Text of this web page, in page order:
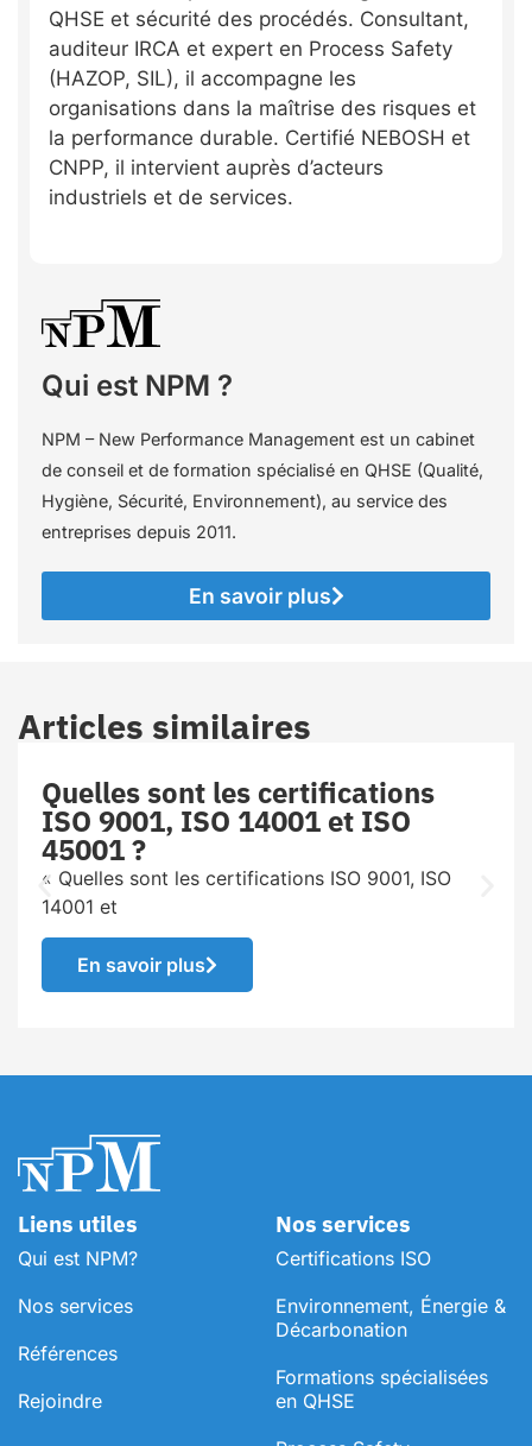
QHSE et sécurité des procédés. Consultant,
auditeur IRCA et expert en Process Safety
(HAZOP, SIL), il accompagne les
organisations dans la maîtrise des risques et
la performance durable. Certifié NEBOSH et
CNPP, il intervient auprès d’acteurs
industriels et de services.
Qui est NPM ?
NPM – New Performance Management est un cabinet
de conseil et de formation spécialisé en QHSE (Qualité,
Hygiène, Sécurité, Environnement), au service des
entreprises depuis 2011.
En savoir plus
Articles similaires
Quelles sont les certifications
ISO 9001, ISO 14001 et ISO
45001 ?
« Quelles sont les certifications ISO 9001, ISO
14001 et
En savoir plus
Liens utiles
Qui est NPM?
Nos services
Références
Rejoindre
Nos services
Certifications ISO
Environnement, Énergie &
Décarbonation
⁠Formations spécialisées
en QHSE